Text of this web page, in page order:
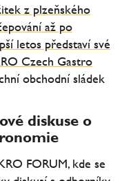
z plzeňského
až po
letos představí své
Czech Gastro
obchodní sládek
diskuse o
FORUM, kde se